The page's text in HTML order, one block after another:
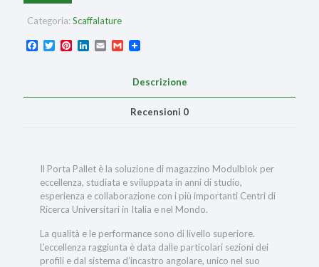
Categoria:Scaffalature
Facebook
TwitterPinterest
LinkedIn
EmailGmail
Descrizione
Recensioni 0
Il Porta Pallet è la soluzione di magazzino Modulblok per
eccellenza, studiata e sviluppata in anni di studio,
esperienza e collaborazione con i più importanti Centri di
Ricerca Universitari in Italia e nel Mondo.
La qualità e le performance sono di livello superiore.
L’eccellenza raggiunta è data dalle particolari sezioni dei
profili e dal sistema d’incastro angolare, unico nel suo